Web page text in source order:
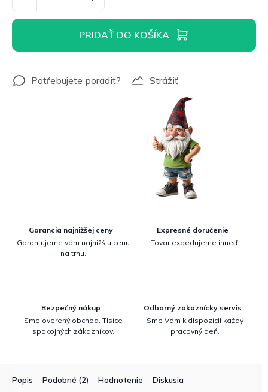
PRIDAŤ DO KOŠÍKA
Strážiť
Garancia najnižšej ceny
Garantujeme vám najnižšiu cenu
na trhu.
Expresné doručenie
Tovar expedujeme ihneď.
Bezpečný nákup
Sme overený obchod. Tisíce
spokojných zákazníkov.
Odborný zakaznícky servis
Sme Vám k dispozícii každý
pracovný deň.
Popis Podobné (2) Hodnotenie Diskusia